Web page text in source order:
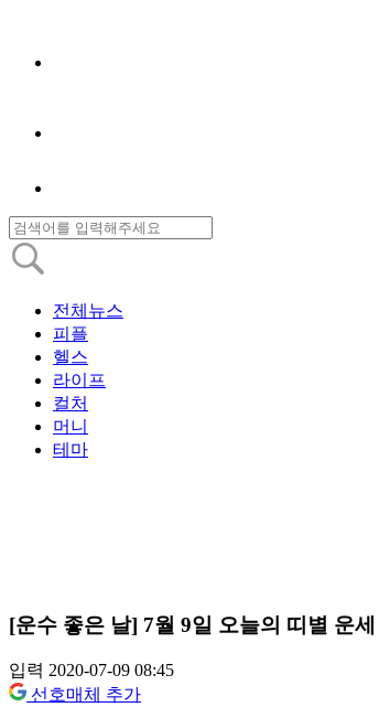
전체뉴스
피플
헬스
라이프
컬처
머니
테마
[운수 좋은 날] 7월 9일 오늘의 띠별 운세
입력 2020-07-09 08:45
선호매체 추가